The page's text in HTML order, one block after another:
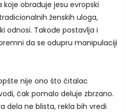
obrađuje jesu evropski
ženskih uloga,
odnosi. Takođe postavlja i
da se odupru manipulaciji
nije ono što čitalac
čak pomalo deluje zbrzano.
dela ne blista, rekla bih vredi